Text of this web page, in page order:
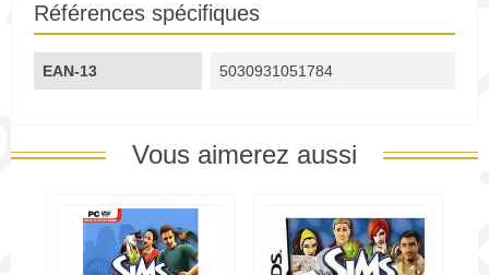
Références spécifiques
EAN-13 5030931051784
Vous aimerez aussi